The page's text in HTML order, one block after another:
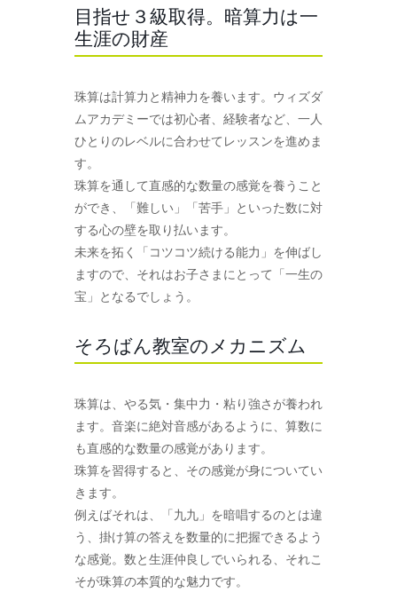
目指せ３級取得。暗算力は一
生涯の財産
珠算は計算力と精神力を養います。ウィズダ
ムアカデミーでは初心者、経験者など、一人
ひとりのレベルに合わせてレッスンを進めま
す。
珠算を通して直感的な数量の感覚を養うこと
ができ、「難しい」「苦手」といった数に対
する心の壁を取り払います。
未来を拓く「コツコツ続ける能力」を伸ばし
ますので、それはお子さまにとって「一生の
宝」となるでしょう。
そろばん教室のメカニズム
珠算は、やる気・集中力・粘り強さが養われ
ます。音楽に絶対音感があるように、算数に
も直感的な数量の感覚があります。
珠算を習得すると、その感覚が身についてい
きます。
例えばそれは、「九九」を暗唱するのとは違
う、掛け算の答えを数量的に把握できるよう
な感覚。数と生涯仲良しでいられる、それこ
そが珠算の本質的な魅力です。